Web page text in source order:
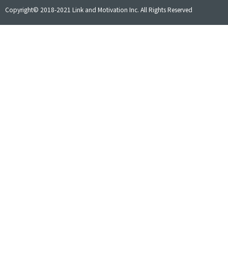
Copyright© 2018-2021 Link and Motivation Inc. All Rights Reserved